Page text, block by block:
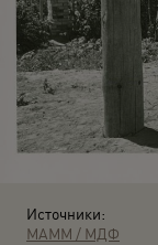
Источники:
МАММ / МДФ